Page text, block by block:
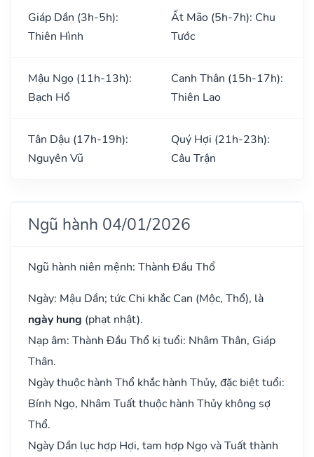
Giáp Dần (3h-5h):
Thiên Hình
Ất Mão (5h-7h): Chu
Tước
Mậu Ngọ (11h-13h):
Bạch Hổ
Canh Thân (15h-17h):
Thiên Lao
Tân Dậu (17h-19h):
Nguyên Vũ
Quý Hợi (21h-23h):
Câu Trận
Ngũ hành 04/01/2026
Ngũ hành niên mệnh: Thành Đầu Thổ
Ngày: Mậu Dần; tức Chi khắc Can (Mộc, Thổ), là
ngày hung (phạt nhật).
Nạp âm: Thành Đầu Thổ kị tuổi: Nhâm Thân, Giáp
Thân.
Ngày thuộc hành Thổ khắc hành Thủy, đặc biệt tuổi:
Bính Ngọ, Nhâm Tuất thuộc hành Thủy không sợ
Thổ.
Ngày Dần lục hợp Hợi, tam hợp Ngọ và Tuất thành